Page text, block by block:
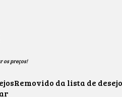
os preços!
Removido da lista de